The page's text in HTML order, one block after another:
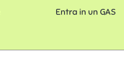
Entra in un GAS